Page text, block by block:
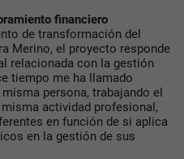
financiero
de transformación del
Merino, el proyecto responde
relacionada con la gestión
tiempo me ha llamado
persona, trabajando el
actividad profesional,
en función de si aplica
en la gestión de sus